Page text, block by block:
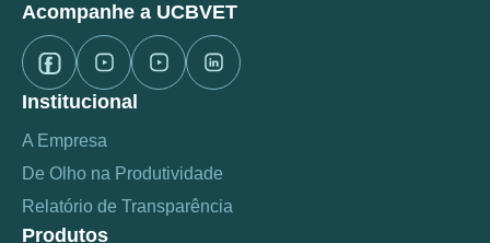
Acompanhe a UCBVET
Institucional
A Empresa
De Olho na Produtividade
Relatório de Transparência
Produtos